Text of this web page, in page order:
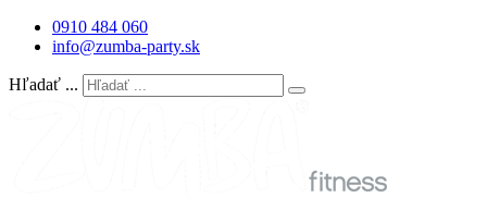
0910 484 060
info@zumba-party.sk
Hľadať ...